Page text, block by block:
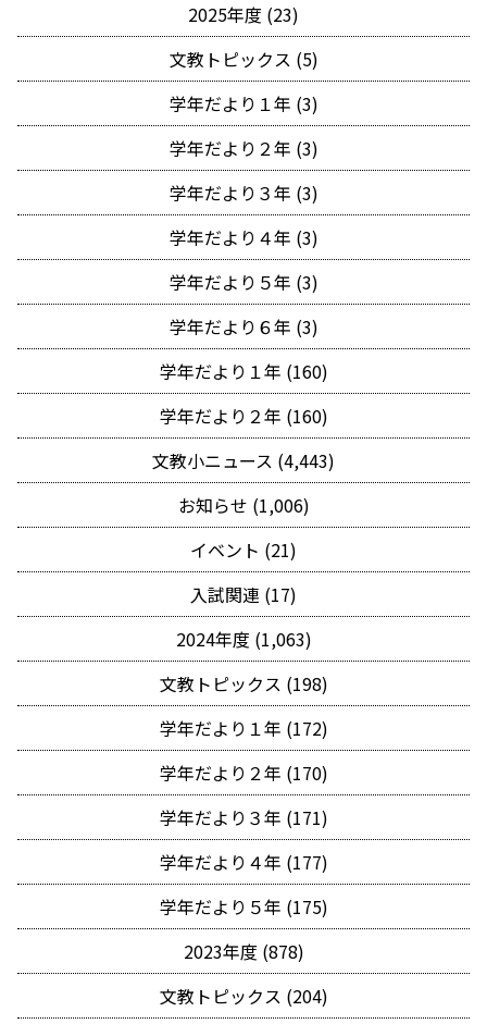
2025年度 (23)
文教トピックス (5)
学年だより１年 (3)
学年だより２年 (3)
学年だより３年 (3)
学年だより４年 (3)
学年だより５年 (3)
学年だより６年 (3)
学年だより１年 (160)
学年だより２年 (160)
文教小ニュース (4,443)
お知らせ (1,006)
イベント (21)
入試関連 (17)
2024年度 (1,063)
文教トピックス (198)
学年だより１年 (172)
学年だより２年 (170)
学年だより３年 (171)
学年だより４年 (177)
学年だより５年 (175)
2023年度 (878)
文教トピックス (204)